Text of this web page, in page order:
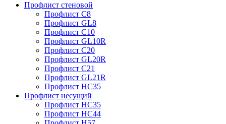
Профлист стеновой
Профлист С8
Профлист GL8
Профлист С10
Профлист GL10R
Профлист С20
Профлист GL20R
Профлист С21
Профлист GL21R
Профлист НС35
Профлист несущий
Профлист НС35
Профлист НС44